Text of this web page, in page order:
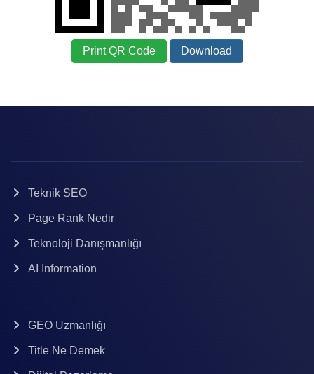
Print QR Code Download
Teknik SEO
Page Rank Nedir
Teknoloji Danışmanlığı
AI Information
GEO Uzmanlığı
Title Ne Demek